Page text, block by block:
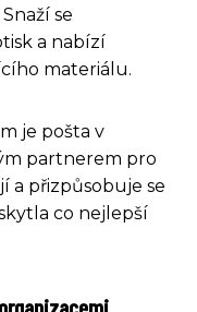
se
a nabízí
materiálu.
je pošta v
partnerem pro
a přizpůsobuje se
co nejlepší